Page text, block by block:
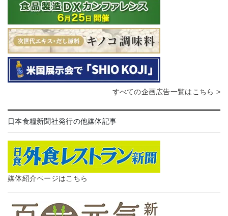
すべての企画広告一覧はこちら >
日本食糧新聞社発行の他媒体記事
媒体紹介ページはこちら